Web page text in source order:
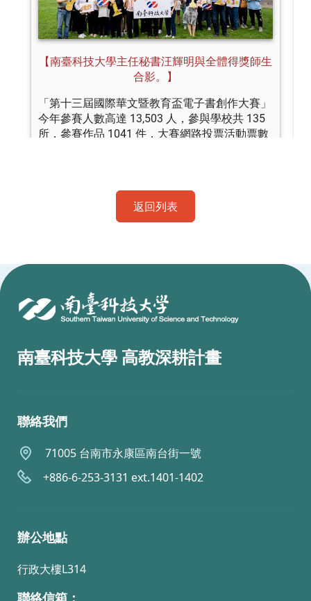
返回列表
南臺科技大學 高教深耕計畫
聯絡我們
71005 台南市永康區南台街一號
+886-6-253-3131 ext.1401-1402
辦公地點
行政大樓L314
聯絡信箱：